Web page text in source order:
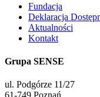
Fundacja
Deklaracja
Aktualności
Kontakt
Grupa SENSE
ul. Podgórze 11/27